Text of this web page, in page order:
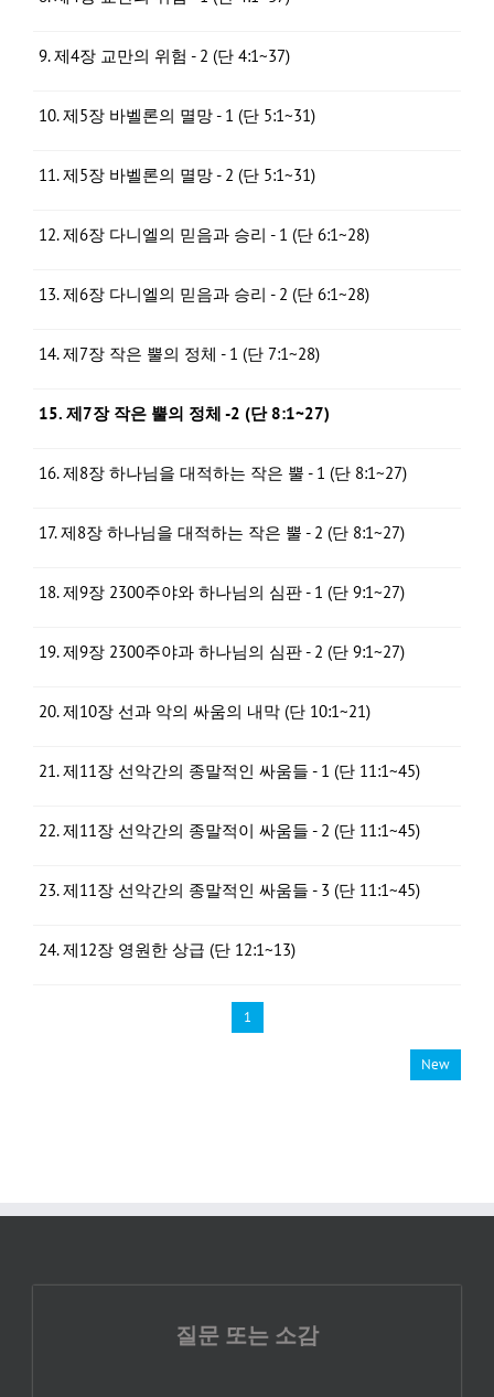
9. 제4장 교만의 위험 - 2 (단 4:1~37)
10. 제5장 바벨론의 멸망 - 1 (단 5:1~31)
11. 제5장 바벨론의 멸망 - 2 (단 5:1~31)
12. 제6장 다니엘의 믿음과 승리 - 1 (단 6:1~28)
13. 제6장 다니엘의 믿음과 승리 - 2 (단 6:1~28)
14. 제7장 작은 뿔의 정체 - 1 (단 7:1~28)
15. 제7장 작은 뿔의 정체 -2 (단 8:1~27)
16. 제8장 하나님을 대적하는 작은 뿔 - 1 (단 8:1~27)
17. 제8장 하나님을 대적하는 작은 뿔 - 2 (단 8:1~27)
18. 제9장 2300주야와 하나님의 심판 - 1 (단 9:1~27)
19. 제9장 2300주야과 하나님의 심판 - 2 (단 9:1~27)
20. 제10장 선과 악의 싸움의 내막 (단 10:1~21)
21. 제11장 선악간의 종말적인 싸움들 - 1 (단 11:1~45)
22. 제11장 선악간의 종말적이 싸움들 - 2 (단 11:1~45)
23. 제11장 선악간의 종말적인 싸움들 - 3 (단 11:1~45)
24. 제12장 영원한 상급 (단 12:1~13)
1
New
질문 또는 소감